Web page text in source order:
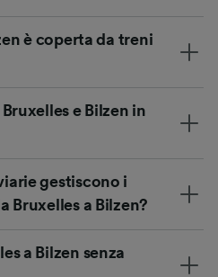
è coperta da treni
e Bilzen in
gestiscono i
Bruxelles a Bilzen?
a Bilzen senza